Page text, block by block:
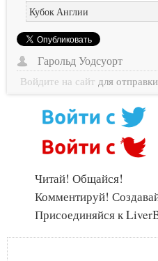
Кубок Англии
Гарольд Уодсуорт
Войдите на сайт для
Читай! Общайся!
Комментируй!
Присоединяйся к